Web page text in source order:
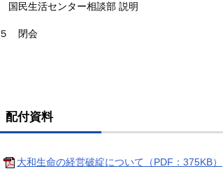
国民生活センター相談部 説明
５ 閉会
配付資料
大和生命の経営破綻について（PDF：375KB）